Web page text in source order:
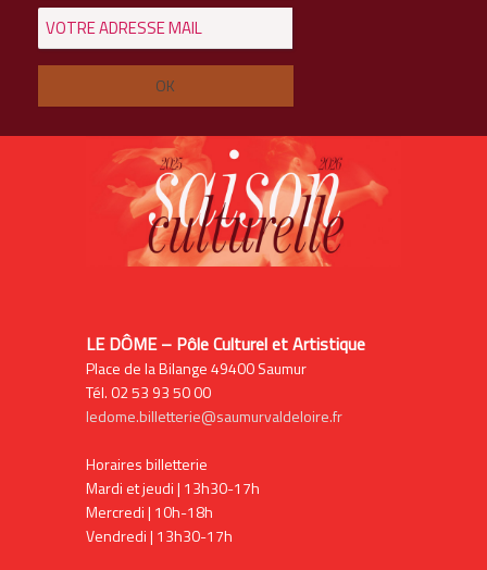
LE DÔME – Pôle Culturel et Artistique
Place de la Bilange 49400 Saumur
Tél. 02 53 93 50 00
ledome.billetterie@saumurvaldeloire.fr
Horaires billetterie
Mardi et jeudi | 13h30-17h
Mercredi | 10h-18h
Vendredi | 13h30-17h